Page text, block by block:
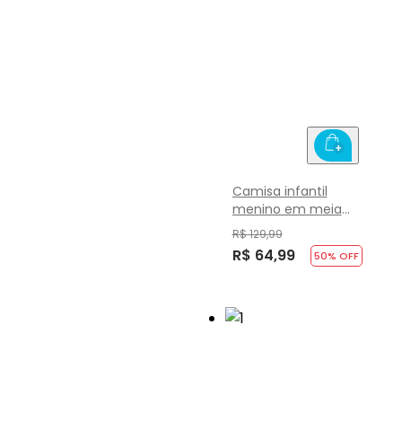
Camisa infantil
menino em meia
malha Mundi
R$ 129,99
R$ 64,99 50% OFF